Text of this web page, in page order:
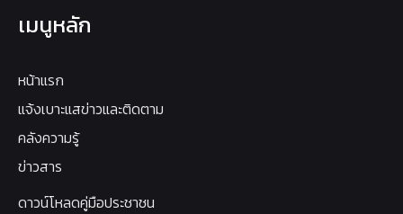
เมนูหลัก
หน้าแรก
แจ้งเบาะแสข่าวและติดตาม
คลังความรู้
ข่าวสาร
ดาวน์โหลดคู่มือประชาชน